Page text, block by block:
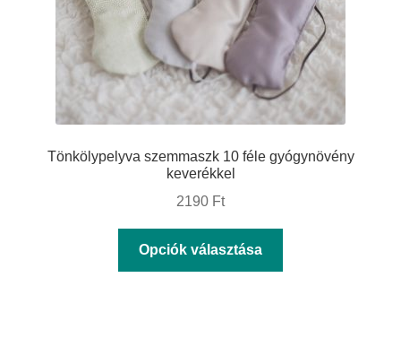
ki
Tönkölypelyva szemmaszk 10 féle gyógynövény
keverékkel
2190 Ft
Opciók választása